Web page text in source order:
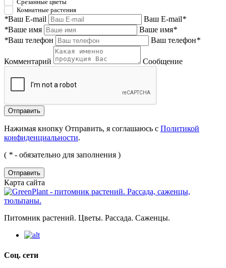
Срезанные цветы
Комнатные растения
*Ваш E-mail Ваш E-mail*
*Ваше имя Ваше имя*
*Ваш телефон Ваш телефон*
Комментарий Сообщение
Нажимая кнопку Отправить, я соглашаюсь с Политикой
конфиденциальности.
( * - обязательно для заполнения )
Отправить
Карта сайта
Питомник растений. Цветы. Рассада. Саженцы.
Соц. сети